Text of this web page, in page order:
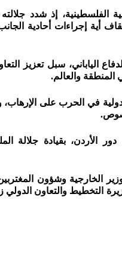
الفلسطينية، إذ شدد
أية إجراءات أحادية
الياباني، سبل تعزيز
المنطقة والعالم.
في الحرب على
دور الأردن، بقيادة جلالة
الخارجية وشؤون
التخطيط والتعاون الدولي